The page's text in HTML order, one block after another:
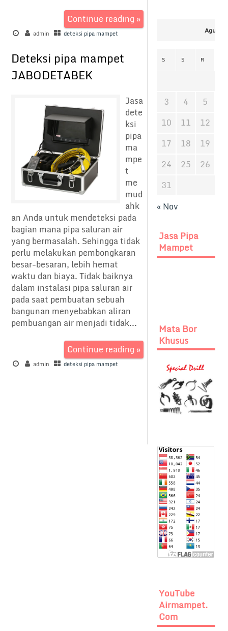
Continue reading »
admin deteksi pipa mampet
Deteksi pipa mampet
JABODETABEK
Jasa
dete
ksi
pipa
ma
mpe
t
me
mud
ahk
an Anda untuk mendeteksi pada
bagian mana pipa saluran air
yang bermasalah. Sehingga tidak
perlu melakukan pembongkaran
besar-besaran, lebih hemat
waktu dan biaya. Tidak baiknya
dalam instalasi pipa saluran air
pada saat pembuatan sebuah
bangunan menyebabkan aliran
pembuangan air menjadi tidak...
Continue reading »
admin deteksi pipa mampet
S S R
3 4 5
10
11 12
17
18 19
24
25 26
31
« Nov
Jasa Pipa
Mampet
Mata Bor
Khusus
YouTube
Airmampet.
Com